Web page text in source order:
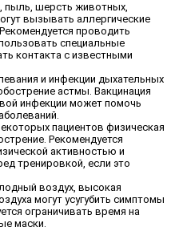
пыль, шерсть животных,
вызывать аллергические
проводить
специальные
контакта с известными
и инфекции дыхательных
астмы. Вакцинация
инфекции может помочь
пациентов физическая
Рекомендуется
активностью и
тренировкой, если это
воздух, высокая
могут усугубить симптомы
ограничивать время на
маски.